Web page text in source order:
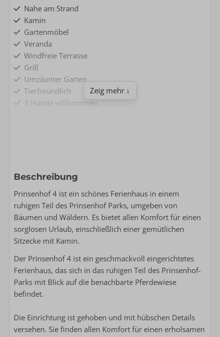
Nahe am Strand
Kamin
Gartenmöbel
Veranda
Windfreie Terrasse
Grill
Umzäunter Garten
Tierfreundlich
3 Hunde willkommen
Waschmaschine
Wohnen & Kochen
Grundfläche: 90
Komplette Küche
Smart TV
Bügeleisen
Bügelbrett
Spülmaschine
Wäscheständer
Kühlschrank
Gefrierschrank
Zeig mehr ↓
Beschreibung
Prinsenhof 4 ist ein schönes Ferienhaus in einem
ruhigen Teil des Prinsenhof Parks, umgeben von
Bäumen und Wäldern. Es bietet allen Komfort für einen
sorglosen Urlaub, einschließlich einer gemütlichen
Sitzecke mit Kamin.
Der Prinsenhof 4 ist ein geschmackvoll eingerichtetes
Ferienhaus, das sich in das ruhigen Teil des Prinsenhof-
Parks mit Blick auf die benachbarte Pferdewiese
befindet.
Die Einrichtung ist gehoben und mit hübschen Details
versehen. Sie finden allen Komfort für einen erholsamen